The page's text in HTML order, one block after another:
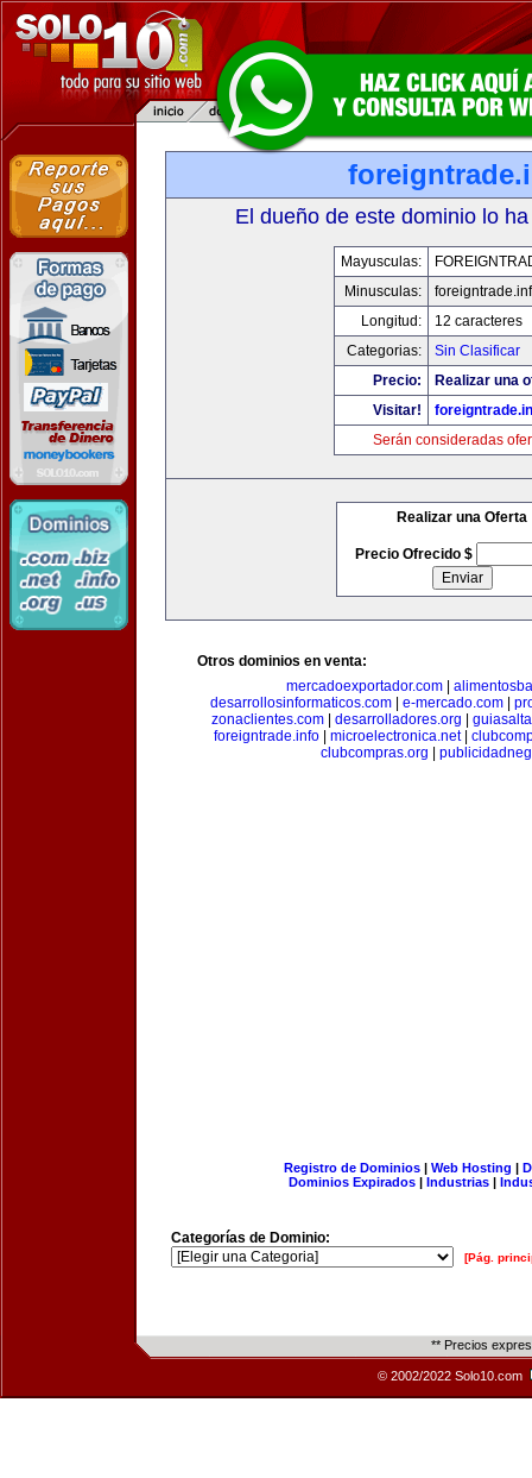
El dueño de este dominio lo
Mayusculas:
Minusculas:
Longitud:
12 caracteres
Categorias:
Sin Clasificar
Precio:
Realizar una
Visitar!
Serán consideradas
Realizar una Oferta
Precio Ofrecido $
Otros dominios en venta:
mercadoexportador.com|
desarrollosinformaticos.com| e-mercado.com|
zonaclientes.com| desarrolladores.org
foreigntrade.info
microelectronica.net|
clubcompras.org
Registro de Dominios| Web Hosting |
Dominios Expirados | Industrias |
Categorías de Dominio:
[Pág.
** Precios
© 2002/2022 Solo10.com